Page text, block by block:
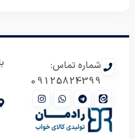
شماره تماس:
09125824399